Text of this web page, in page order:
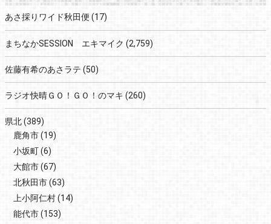
あさ採りワイド秋田便 (17)
まちなかSESSION エキマイク (2,759)
佐藤有希のあさラテ (50)
ラジオ快晴ＧＯ！ＧＯ！のマキ (260)
県北(389)
鹿角市(19)
小坂町(6)
大館市(67)
北秋田市(63)
上小阿仁村(14)
能代市(153)